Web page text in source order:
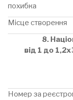
похибка
Місце створення
8.
від 1 до
Номер за